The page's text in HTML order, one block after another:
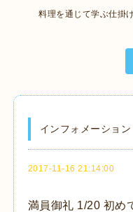
料理を通じて学ぶ仕掛
インフォメーション
2017-11-16 21:14:00
満員御礼 1/20 初